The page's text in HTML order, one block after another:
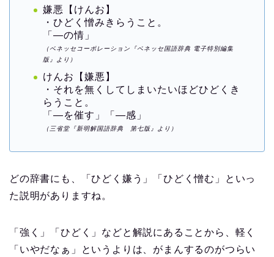
嫌悪【けんお】
・ひどく憎みきらうこと。
「―の情」
（ベネッセコーポレーション『ベネッセ国語辞典 電子特別編集
版』より）
けんお【嫌悪】
・それを無くしてしまいたいほどひどくき
らうこと。
「―を催す」「―感」
（三省堂『新明解国語辞典 第七版』より）
どの辞書にも、「ひどく嫌う」「ひどく憎む」といっ
た説明がありますね。
「強く」「ひどく」などと解説にあることから、軽く
「いやだなぁ」というよりは、がまんするのがつらい